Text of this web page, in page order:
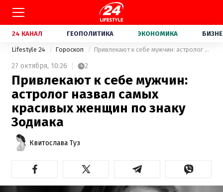
24 КАНАЛ ГЕОПОЛИТИКА ЭКОНОМИКА
Lifestyle 24 Гороскоп Привлекают к себе мужчин: астролог назвал самых красивых женщин по знаку Зодиака
27 октября, 10:26 2
Привлекают к себе мужчин:
астролог назвал самых
красивых женщин по знаку
Зодиака
Квитослава Туз